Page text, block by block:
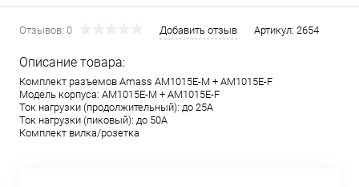
Отзывов: 0 Добавить отзыв Артикул: 2654
Описание товара:
Комплект разъемов Amass AM1015E-M + AM1015E-F
Модель корпуса: AM1015E-M + AM1015E-F
Ток нагрузки (продолжительный): до 25А
Ток нагрузки (пиковый): до 50А
Комплект вилка/розетка